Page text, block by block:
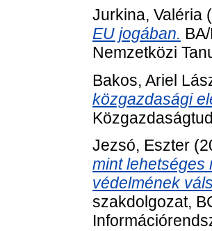
Jurkina, Valéria
EU jogában.
Nemzetközi
Bakos, Ariel
közgazdasági
Jezsó, Eszter
mint lehetséges
védelmének
szakdolgozat,